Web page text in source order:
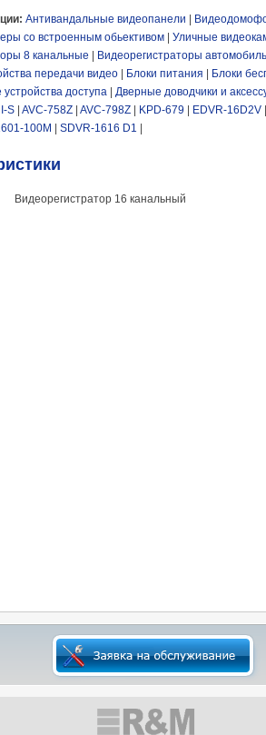
Антивандальные видеопанели
со встроенным обьективом Уличные
8 канальные Видеорегистраторы
передачи видео Блоки питания Блоки
доступа Дверные доводчики и
S AVC-758Z AVC-798Z KPD-679 EDVR-16D2V
100M SDVR-1616 D1
Видеорегистратор 16 канальный